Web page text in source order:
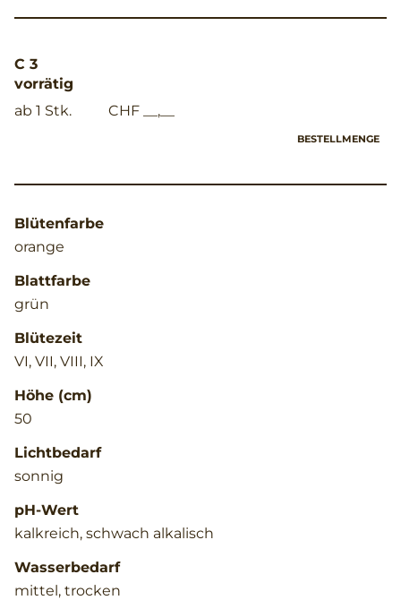
C 3
vorrätig
ab 1 Stk.
CHF __,__
BESTELLMENGE
Blütenfarbe
orange
Blattfarbe
grün
Blütezeit
VI, VII, VIII, IX
Höhe (cm)
50
Lichtbedarf
sonnig
pH-Wert
kalkreich, schwach alkalisch
Wasserbedarf
mittel, trocken